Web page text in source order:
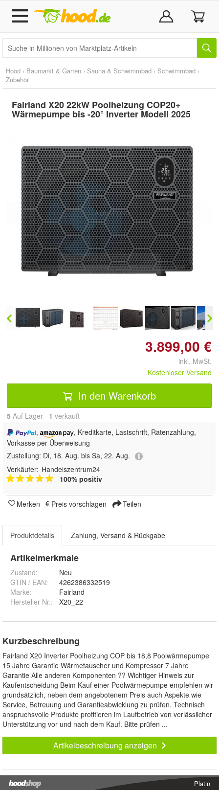
Hood › Baumarkt & Garten › Sauna & Schwimmbad › Schwimmbad ›
Zubehör
Fairland X20 22kW Poolheizung COP20+
Wärmepumpe bis -20° Inverter Modell 2025
Doppelt antippen zum
vergrößern
3.899,00 €
inkl. MwSt.
Kostenloser Versand
In den Warenkorb
5 Auf Lager 1 verkauft
,
, Kreditkarte, Lastschrift, Ratenzahlung,
Vorkasse per Überweisung
Zustellung: Di, 18. Aug. bis Sa, 22. Aug.
Verkäufer: Handelszentrum24
100% positiv
Merken Preis vorschlagen Teilen
Produktdetails Zahlung, Versand & Rückgabe
Artikelmerkmale
Zustand:
Neu
GTIN / EAN:
4262386332519
Marke:
Fairland
Hersteller Nr.:
X20_22
Kurzbeschreibung
Fairland X20 Inverter Poolheizung COP bis 18,8 Poolwärmepumpe
15 Jahre Garantie Wärmetauscher und Kompressor 7 Jahre
Garantie Alle anderen Komponenten ?? Wichtiger Hinweis zur
Kaufentscheidung Beim Kauf einer Poolwärmepumpe empfehlen wir
grundsätzlich, neben dem angebotenem Preis auch Aspekte wie
Service, Betreuung und Garantieabwicklung zu prüfen. Technisch
anspruchsvolle Produkte profitieren im Laufbetrieb von verlässlicher
Unterstützung vor und nach dem Kauf. Bitte prüfen ...
Artikelbeschreibung anzeigen
Platin